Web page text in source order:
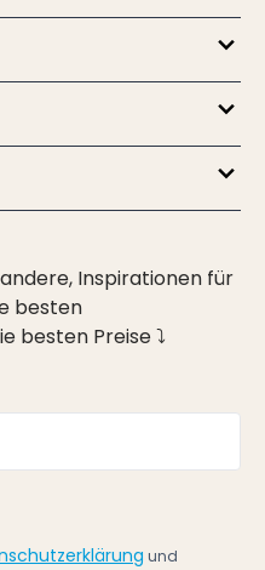
Inspirationen für
besten
besten Preise ⤵
und